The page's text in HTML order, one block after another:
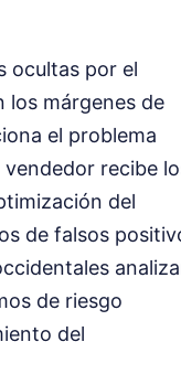
ocultas por el
los márgenes de
el problema
recibe
del
de falsos
de riesgo
del